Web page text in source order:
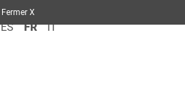
ES FR IT
Fermer X